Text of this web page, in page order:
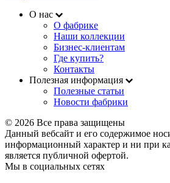
О нас
О фабрике
Наши коллекции
Бизнес-клиентам
Где купить?
Контакты
Полезная информация
Полезные статьи
Новости фабрики
© 2026 Все права защищены
Данный вебсайт и его содержимое
информационный характер и ни при
является публичной офертой.
Мы в социальных сетях